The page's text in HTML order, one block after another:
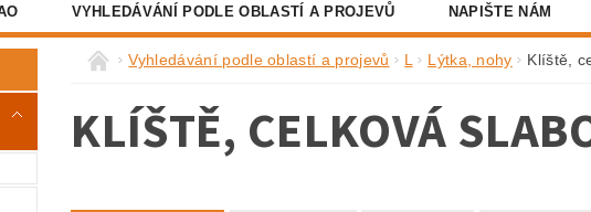
VYHLEDÁVÁNÍ PODLE OBLASTÍ A PROJEVŮ NAPIŠTE NÁM
Vyhledávání podle oblastí a projevů L Lýtka, nohy Klíště,
KLÍŠTĚ, CELKOVÁ